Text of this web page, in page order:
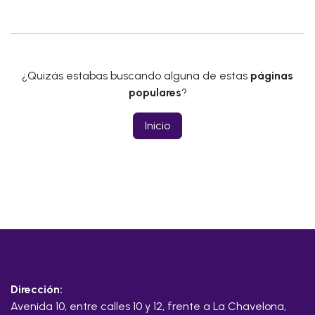
¿Quizás estabas buscando alguna de estas páginas
populares?
Inicio
Dirección:
Avenida 10, entre calles 10 y 12, frente a La Chavelona,